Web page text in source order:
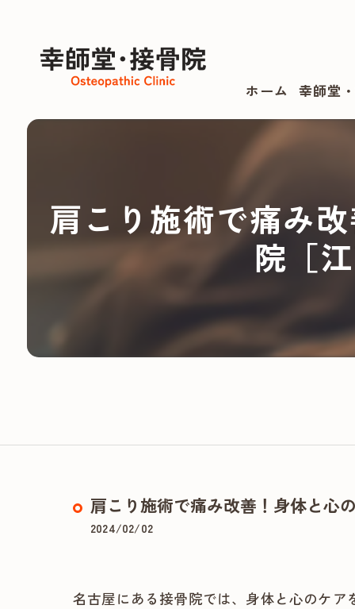
ホーム 幸師堂
肩こり施術で痛み
院［
肩こり施術で痛み改善！身体と心
2024/02/02
名古屋にある接骨院では、身体と心のケ